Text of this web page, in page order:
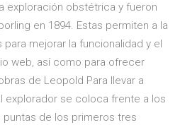
exploración obstétrica y fueron
en 1894. Estas permiten a la
mejorar la funcionalidad y el
web, así como para ofrecer
de Leopold Para llevar a
explorador se coloca frente a los
puntas de los primeros tres